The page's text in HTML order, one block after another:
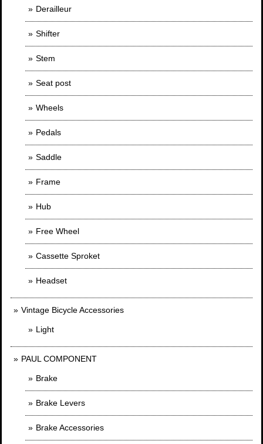
Derailleur
Shifter
Stem
Seat post
Wheels
Pedals
Saddle
Frame
Hub
Free Wheel
Cassette Sproket
Headset
Vintage Bicycle Accessories
Light
PAUL COMPONENT
Brake
Brake Levers
Brake Accessories